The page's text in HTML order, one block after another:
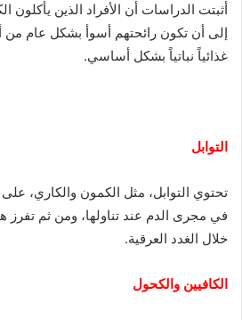
أثبتت الدراسات أن الأفراد الذين يأكلون
إلى أن تكون رائحتهم أسوأ بشكل عام من
غذائياً نباتياً بشكل أساسي.
التوابل
تحتوي التوابل، مثل الكمون والكاري، على
في مجرى الدم عند تناولها، ومن ثم تفرز
خلال الغدد العرقية.
الكافيين والكحول